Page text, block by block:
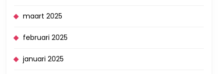
maart 2025
februari 2025
januari 2025